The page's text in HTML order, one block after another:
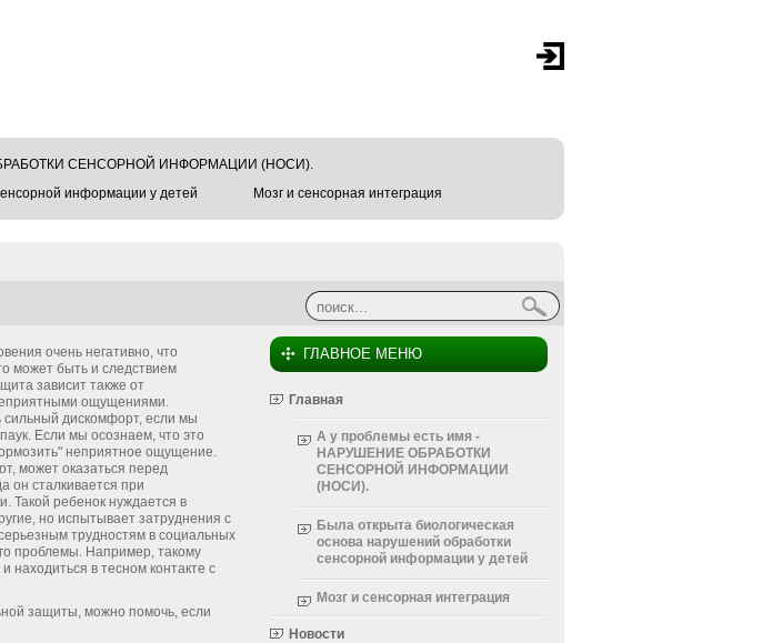
СЕНСОРНОЙ ИНФОРМАЦИИ (НОСИ).
информации у детей
Мозг и сенсорная интеграция
Форма поиска
Найти
очень негатив­но, что
может быть и следствием
зависит также от
ощущениями.
дискомфорт, если мы
Если мы осознаем, что это
неприятное ощуще­ние.
может ока­заться перед
он сталкивается при
Такой ребенок нуждается в
но испытывает затруднения с
трудностям в социальных
проблемы. Напри­мер, такому
нахо­диться в тесном контакте с
защиты, можно помочь, если
ГЛАВНОЕ МЕНЮ
Главная
А у проблемы есть имя -
НАРУШЕНИЕ ОБРАБОТКИ
СЕНСОРНОЙ ИНФОРМАЦИИ
(НОСИ).
Была открыта биологическая
основа нарушений обработки
сенсорной информации у детей
Мозг и сенсорная интеграция
Новости